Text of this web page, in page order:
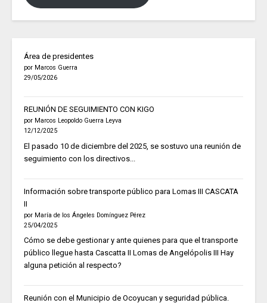
Área de presidentes
por Marcos Guerra
29/05/2026
REUNIÓN DE SEGUIMIENTO CON KIGO
por Marcos Leopoldo Guerra Leyva
12/12/2025
El pasado 10 de diciembre del 2025, se sostuvo una reunión de
seguimiento con los directivos...
Información sobre transporte público para Lomas III CASCATA
II
por María de los Ángeles Domínguez Pérez
25/04/2025
Cómo se debe gestionar y ante quienes para que el transporte
público llegue hasta Cascatta II Lomas de Angelópolis III Hay
alguna petición al respecto?
Reunión con el Municipio de Ocoyucan y seguridad pública.